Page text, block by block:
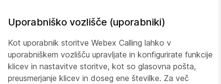
Uporabniško vozlišče (uporabniki)
Kot uporabnik storitve Webex Calling lahko v
uporabniškem vozlišču upravljate in konfigurirate funkcije
klicev in nastavitve storitve, kot so glasovna pošta,
preusmerjanje klicev in doseg ene številke. Za več